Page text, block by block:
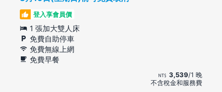
登入享會員價
1 張加大雙人床
免費自助停車
免費無線上網
免費早餐
3,539/1 晚
不含稅金和服務費